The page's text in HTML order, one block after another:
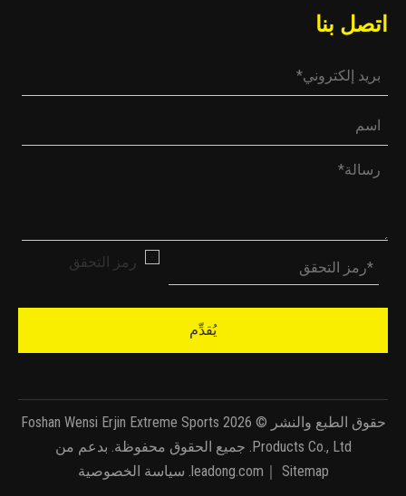
اتصل بنا
يُقدِّم
حقوق الطبع والنشر © 2026
Foshan Wensi Erjin Extreme Sports
Products Co., Ltd. جميع الحقوق محفوظة. بدعم من
leadong.com
Sitemap
. سياسة الخصوصية